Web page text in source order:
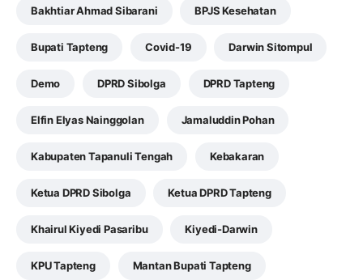
Bakhtiar Ahmad Sibarani BPJS Kesehatan
Bupati Tapteng Covid-19 Darwin Sitompul
Demo DPRD Sibolga DPRD Tapteng
Elfin Elyas Nainggolan Jamaluddin Pohan
Kabupaten Tapanuli Tengah Kebakaran
Ketua DPRD Sibolga Ketua DPRD Tapteng
Khairul Kiyedi Pasaribu Kiyedi-Darwin
KPU Tapteng Mantan Bupati Tapteng